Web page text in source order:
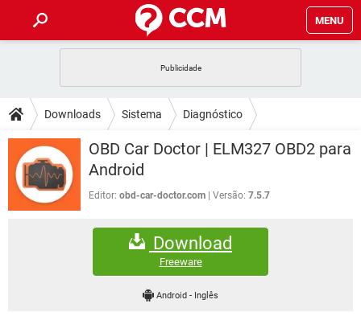
MENU
CELULAR FACEBOOK
OUTLOOK EXCEL
INSTAGRAM
GUIA DE COMPRAS
DICAS
JOGOS
CELULAR FACEBOOK
OUTLOOK
DOWNLOADS
JOGOS
CELULAR FACEBOOK
EXCEL
GMAIL
FÓRUM
FACEBOOK
EXCEL
GMAIL
WHATSAPP
Downloads Sistema Diagnóstico
OBD Car Doctor | ELM327 OBD2 para
Android
Editor: obd-car-doctor.com Versão: 7.5.7
Download
Freeware
Android- Inglês